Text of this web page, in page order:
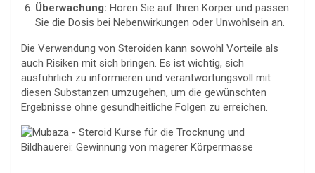
Überwachung: Hören Sie auf Ihren Körper und passen
Sie die Dosis bei Nebenwirkungen oder Unwohlsein an.
Die Verwendung von Steroiden kann sowohl Vorteile als
auch Risiken mit sich bringen. Es ist wichtig, sich
ausführlich zu informieren und verantwortungsvoll mit
diesen Substanzen umzugehen, um die gewünschten
Ergebnisse ohne gesundheitliche Folgen zu erreichen.